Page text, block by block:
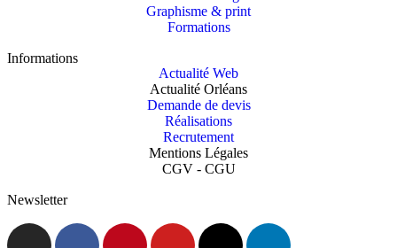
Graphisme & print
Formations
Informations
Actualité Web
Actualité Orléans
Demande de devis
Réalisations
Recrutement
Mentions Légales
CGV - CGU
Newsletter